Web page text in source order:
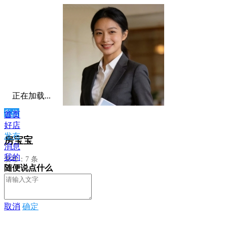
私信
房宝宝
发布：7 条
正在加载...
首页
好店
发布
消息
我的
随便说点什么
取消 确定